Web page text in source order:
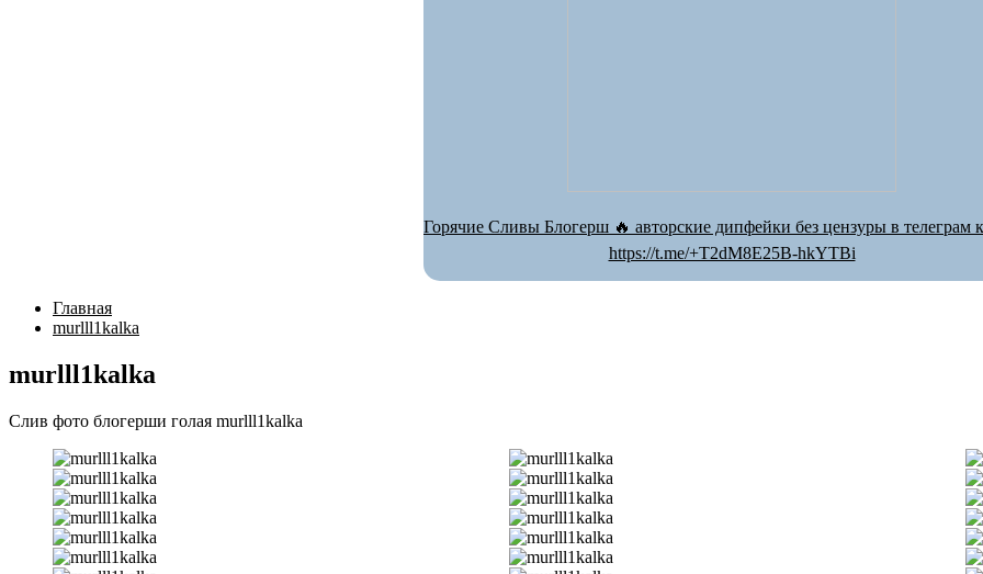
Горячие Сливы Блогерш 🔥 авторские дипфейки без цензуры в телеграм
https://t.me/+T2dM8E25B-hkYTBi
Главная
murlll1kalka
murlll1kalka
Слив фото блогерши голая murlll1kalka